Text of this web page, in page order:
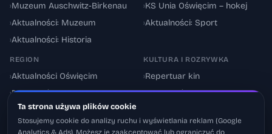
›Muzeum Auschwitz-Birkenau
›Aktualności: Muzeum
›Aktualności: Historia
›KS Unia Oświęcim – hokej
›Aktualności: Sport
REGION
›Aktualności Oświęcim
›Powiat oświęcimski
Utrudnienia drogowe
KULTURA I ROZRYWKA
›Repertuar kin
›Aktualności: Kultura
Ta strona używa plików cookie
Stosujemy cookie do analizy ruchu i wyświetlania reklam (Google
Analytics & Ads). Możesz je zaakceptować lub ograniczyć do